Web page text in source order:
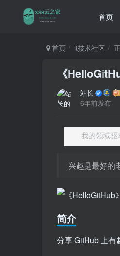
首页
首页 it技术社区
《
站长
6年前发布
我的领域驱
兴趣是最好的
简介
分享 GitHub 上有